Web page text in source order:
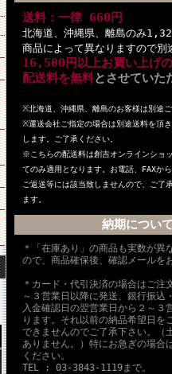
送料：一律 660円
北海道、沖縄県、離島のみ
商品によって異なりますので別
16,500円以上お買い上げ
配送料を無料とさせていた
※北海道、沖縄県、離島のお客様は別途
※運送会社ご指定の場合は別途送料を頂
します。ご了承ください。
※こちらの配送料は創吉オンラインショ
てのみ適用となります。お電話、FAXか
ご返送等には該当致しませんので、ご了
ます。
納期につい
＊「在庫あり」の商品も実数が異
ので、商品確保後、確認メールを
＊カード・代引決済の場合はご注
～３営業日以降に発送、銀行振込
入金確認日の翌営業日から２～３
ります。それ以前の納品希望日を
できませんのでご了承下さい。（
ありません。）特にお急ぎの場合
ください。
TEL : 03-3843-1119まで。